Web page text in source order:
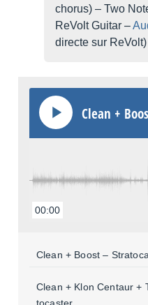
chorus) – Two
ReVolt Guitar –
directe sur
Clean +
00:00
Clean + Boost –
Clean + Klon Centaur +